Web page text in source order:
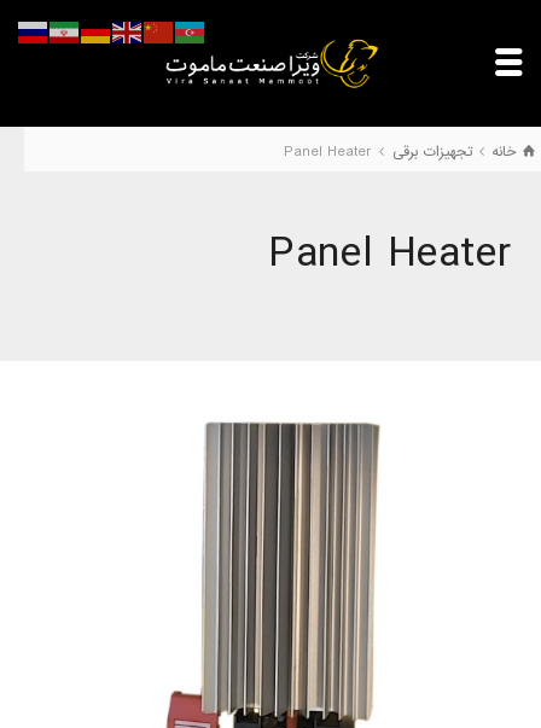
خانه تجهیزات برقی Panel Heater
Panel Heater